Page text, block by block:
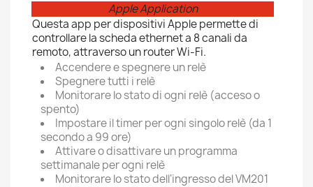
Apple Application
Questa app per dispositivi Apple permette di
controllare la scheda ethernet a 8 canali da
remoto, attraverso un router Wi-Fi.
Accendere e spegnere un relè
Spegnere tutti i relè
Monitorare lo stato di ogni relè (acceso o
spento)
Impostare il timer per ogni singolo relè (da 1
secondo a 99 ore)
Attivare o disattivare un programma
settimanale per ogni relè
Monitorare lo stato dell'ingresso del VM201